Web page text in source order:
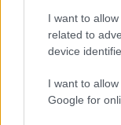
I want to
related to
device
I want to
Google for
Uomini E Donne
Maste S.r.l.